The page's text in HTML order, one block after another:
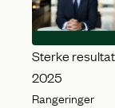
Sterke
2025
Rangeringer